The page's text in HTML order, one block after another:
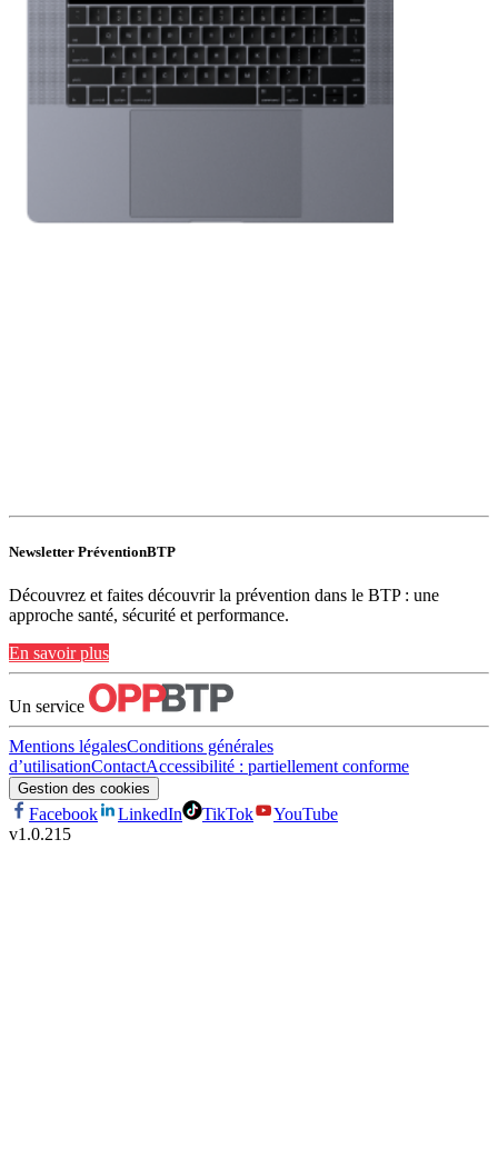
Newsletter PréventionBTP
Découvrez et faites découvrir la prévention dans le BTP : une
approche santé, sécurité et performance.
En savoir plus
Un service
Mentions légalesConditions générales
d’utilisationContactAccessibilité : partiellement conforme
Gestion des cookies
Facebook LinkedIn TikTok
YouTube
v1.0.215